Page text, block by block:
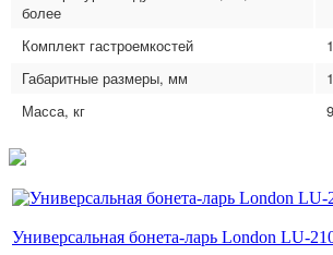
более
Комплект гастроемкостей
Габаритные размеры, мм
Масса, кг
Универсальная бонета-ларь London LU-